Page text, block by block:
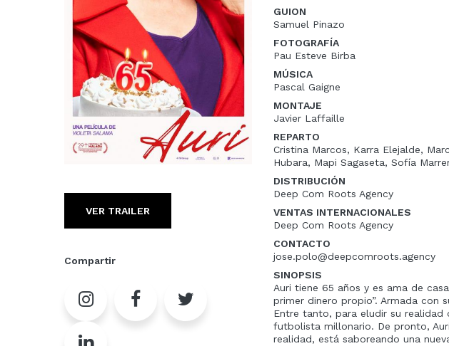
VER TRAILER
Compartir
GUION
Samuel Pinazo
FOTOGRAFÍA
Pau Esteve Birba
MÚSICA
Pascal Gaigne
MONTAJE
Javier Laffaille
REPARTO
Cristina Marcos, Karra Elejalde,
Hubara, Mapi Sagaseta, Sofía
DISTRIBUCIÓN
Deep Com Roots Agency
VENTAS INTERNACIONALES
Deep Com Roots Agency
CONTACTO
jose.polo@deepcomroots.agency
SINOPSIS
Auri tiene 65 años y es ama de
primer dinero propio”. Armada con
Entre tanto, para eludir su realidad
futbolista millonario. De pronto,
realidad, está saboreando una